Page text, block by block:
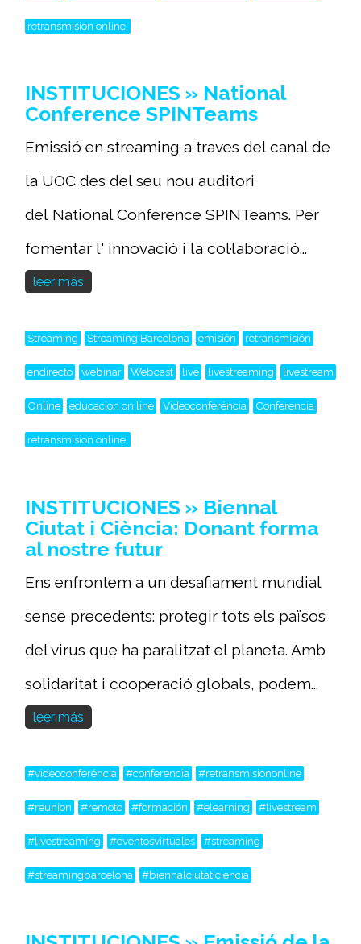
retransmision online,
INSTITUCIONES » National
Conference SPINTeams
Emissió en streaming a traves del canal de
la UOC des del seu nou auditori
del National Conference SPINTeams. Per
fomentar l' innovació i la col·laboració...
leer más
Streaming Streaming Barcelona emisión retransmisión
endirecto webinar Webcast live livestreaming livestream
Online educacion on line Videoconferéncia Conferencia
retransmision online,
INSTITUCIONES » Biennal
Ciutat i Ciència: Donant forma
al nostre futur
Ens enfrontem a un desafiament mundial
sense precedents: protegir tots els països
del virus que ha paralitzat el planeta. Amb
solidaritat i cooperació globals, podem...
leer más
#videoconferéncia #conferencia #retransmisiononline
#reunion #remoto #formación #elearning #livestream
#livestreaming #eventosvirtuales #streaming
#streamingbarcelona #biennalciutaticiencia